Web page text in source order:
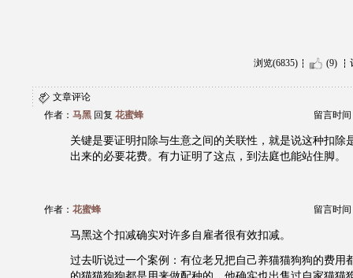
浏览(6835) (9)
文章评论
作者： 马黑 回复 花蜜蜂 留言时间
关键是要证明扣除与生意之间的关联性，就是说这种扣除
出来的必要花费。有力证明了这点，到法庭也能站住脚。
作者： 花蜜蜂 留言时间
马黑这个扣减确实对许多自雇者很有效扣减。
过去听说过一个案例：有位老兄把自己养猫猫狗狗的费用